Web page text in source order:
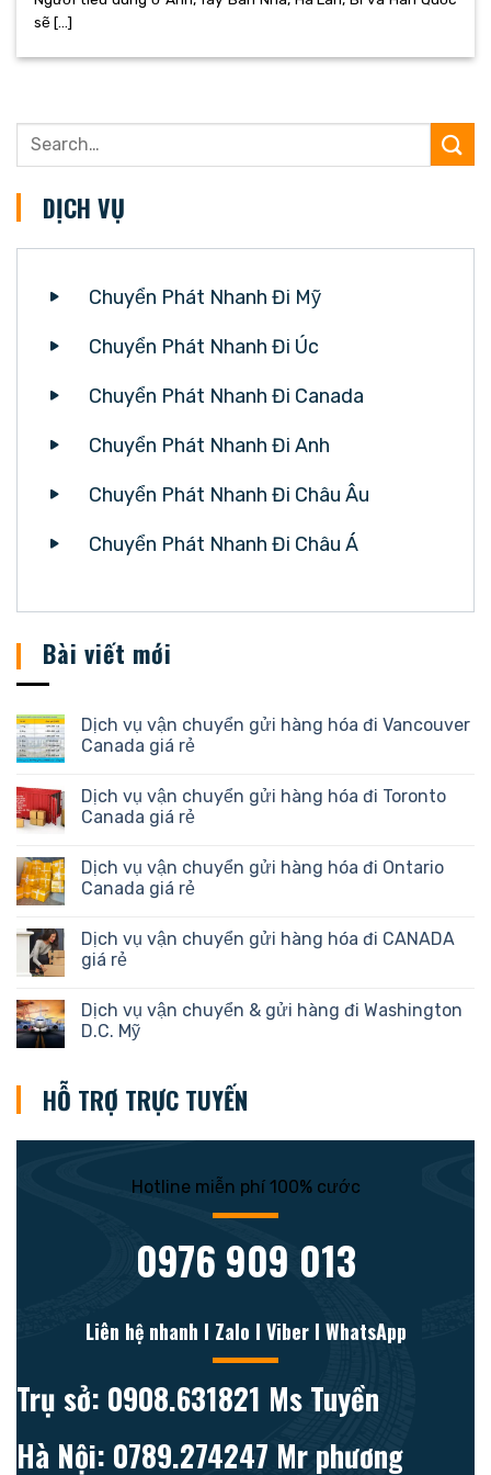
sẽ [...]
DỊCH VỤ
Chuyển Phát Nhanh Đi Mỹ
Chuyển Phát Nhanh Đi Úc
Chuyển Phát Nhanh Đi Canada
Chuyển Phát Nhanh Đi Anh
Chuyển Phát Nhanh Đi Châu Âu
Chuyển Phát Nhanh Đi Châu Á
Bài viết mới
Dịch vụ vận chuyển gửi hàng hóa đi Vancouver
Canada giá rẻ
Dịch vụ vận chuyển gửi hàng hóa đi Toronto
Canada giá rẻ
Dịch vụ vận chuyển gửi hàng hóa đi Ontario
Canada giá rẻ
Dịch vụ vận chuyển gửi hàng hóa đi CANADA
giá rẻ
Dịch vụ vận chuyển & gửi hàng đi Washington
D.C. Mỹ
HỖ TRỢ TRỰC TUYẾN
Hotline miễn phí 100% cước
0976 909 013
Liên hệ nhanh l Zalo l Viber l WhatsApp
Trụ sở: 0908.631821 Ms Tuyền
Hà Nội: 0789.274247 Mr phương